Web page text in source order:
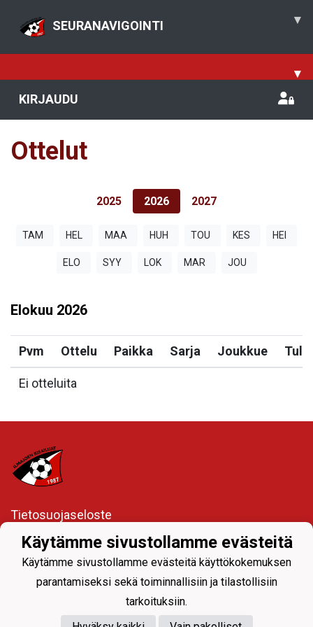
SEURANAVIGOINTI ▾
▾
KIRJAUDU
Ottelut
2025 2026 2027
TAM HEL MAA HUH TOU KES HEI
ELO SYY LOK MAR JOU
Elokuu 2026
Pvm Ottelu Paikka Sarja Joukkue
Ei otteluita
Tietosuojaseloste
Ylävalikon seuranavigoinnista joukkueiden sivuille
Käytämme sivustollamme evästeitä
Käytämme sivustollamme evästeitä käyttökokemuksen
parantamiseksi sekä toiminnallisiin ja tilastollisiin
tarkoituksiin.